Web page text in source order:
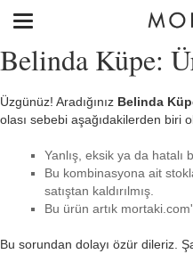
Belinda Küpe:
Üzgünüz! Aradığınız Belinda
olası sebebi aşağıdakilerden biri
Yanlış, eksik ya da hatalı
Bu kombinasyona ait
satıştan kaldırılmış.
Bu ürün artık
Bu sorundan dolayı özür dileriz.